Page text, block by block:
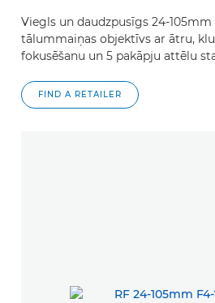
Viegls un daudzpusīgs 24-105mm
tālummaiņas objektīvs ar ātru,
fokusēšanu un 5 pakāpju attēlu
FIND A RETAILER